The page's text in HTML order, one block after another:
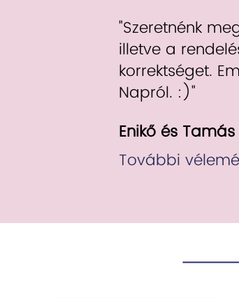
"Szeretnénk
illetve a
korrektséget.
Napról. :)"
Enikő és Tamás
További